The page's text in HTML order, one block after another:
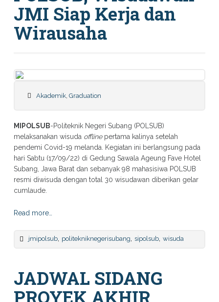
JMI Siap Kerja dan
Wirausaha
Akademik, Graduation
MIPOLSUB-Politeknik Negeri Subang (POLSUB)
melaksanakan wisuda offline pertama kalinya setelah
pendemi Covid-19 melanda. Kegiatan ini berlangsung pada
hari Sabtu (17/09/22) di Gedung Sawala Ageung Fave Hotel
Subang, Jawa Barat dan sebanyak 98 mahasisiwa POLSUB
resmi diwisuda dengan total 30 wisudawan diberikan gelar
cumlaude.
Read more…
jmipolsub, politekniknegerisubang sipolsub, wisuda
JADWAL SIDANG
PROYEK AKHIR